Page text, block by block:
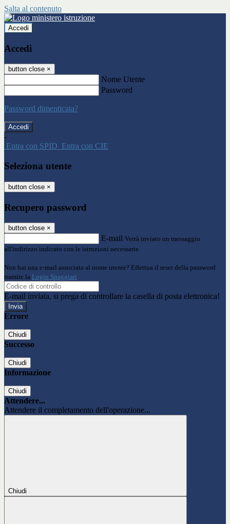
Salta al contenuto
Accedi
Accedi
button close ×
Nome Utente
Password
Password dimenticata?
-
Entra con SPID Entra con CIE
Seleziona utente
button close ×
Recupero password
button close ×
E-mail Verrà inviato un messaggio
all'indirizzo indicato con le istruzioni necessarie.
Non hai una e-mail associata al nome utente? Effettua il reset della password
tramite la Login Spaggiari
E-mail inviata, si prega di controllare la casella di posta elettronica!
Errore
Chiudi
Successo
Chiudi
Informazione
Chiudi
Attendere...
Attendere il completamento dell'operazione...
Chiudi